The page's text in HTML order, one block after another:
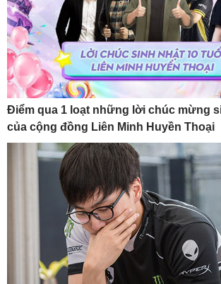
Điểm qua 1 loạt những lời chúc mừng
của cộng đồng Liên Minh Huyền Thoại